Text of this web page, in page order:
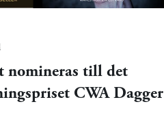
nomineras till det
CWA Dagger